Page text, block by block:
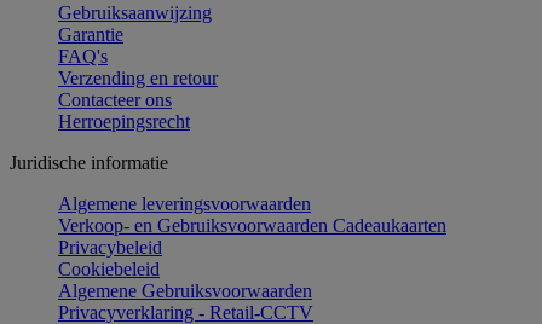
Gebruiksaanwijzing
Garantie
FAQ's
Verzending en retour
Contacteer ons
Herroepingsrecht
Juridische informatie
Algemene leveringsvoorwaarden
Verkoop- en Gebruiksvoorwaarden Cadeaukaarten
Privacybeleid
Cookiebeleid
Algemene Gebruiksvoorwaarden
Privacyverklaring - Retail-CCTV